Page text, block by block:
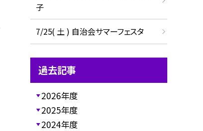
子
7/25( 土 ) 自治会サマーフェスタ
過去記事
2026年度
2025年度
2024年度